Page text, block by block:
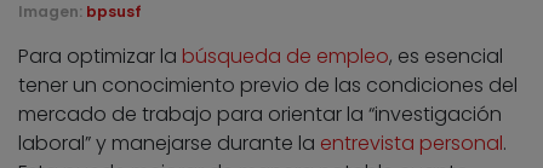
Imagen: bpsusf
Para optimizar la búsqueda de empleo, es esencial
tener un conocimiento previo de las condiciones del
mercado de trabajo para orientar la “investigación
laboral” y manejarse durante la entrevista personal.